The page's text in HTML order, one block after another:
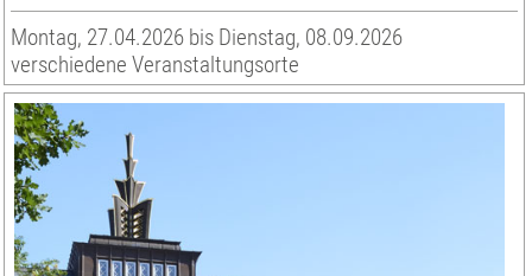
Montag, 27.04.2026 bis Dienstag, 08.09.2026
verschiedene Veranstaltungsorte